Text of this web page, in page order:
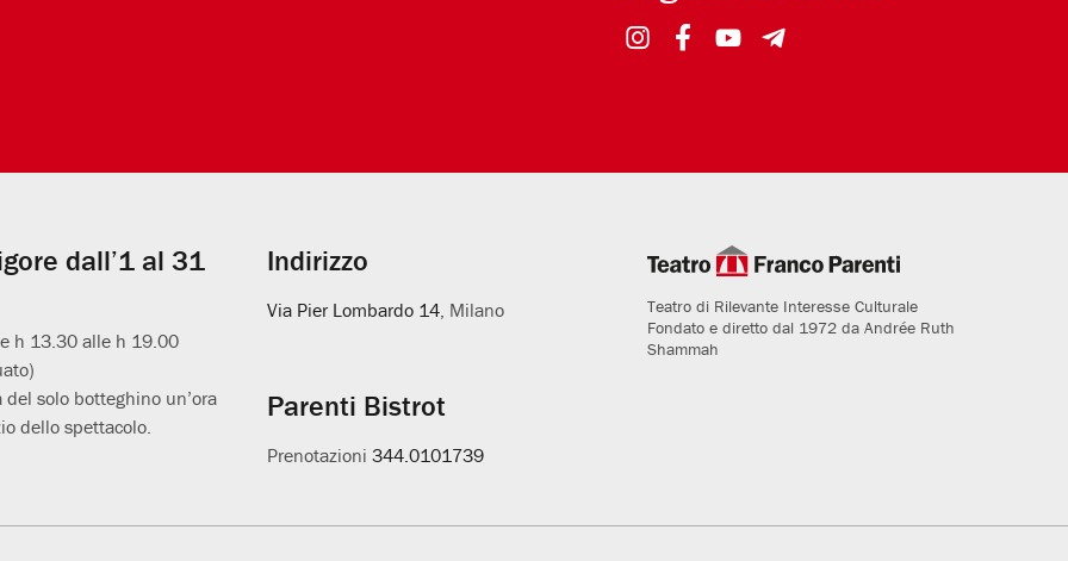
dall’1 al 31
h 13.30 alle h 19.00
del solo botteghino un’ora
dello spettacolo.
Indirizzo
Via Pier Lombardo 14, Milano
Parenti Bistrot
Prenotazioni 344.0101739
Teatro di Rilevante Interesse Culturale
Fondato e diretto dal 1972 da Andrée Ruth
Shammah